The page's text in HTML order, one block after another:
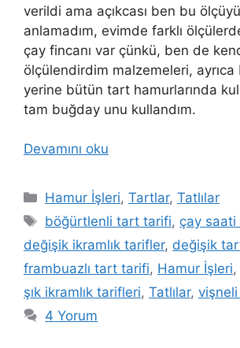
verildi ama açıkcası ben bu
anlamadım, evimde farklı
çay fincanı var çünkü, ben de
ölçülendirdim malzemeleri, ayrıca
yerine bütün tart hamurlarında
tam buğday unu kullandım.
Devamını oku
Kategoriler
Hamur İşleri,Tartlar,Tatlılar
Etiketler
böğürtlenli tart tarifi, çay
değişik ikramlık tarifler, değişik
frambuazlı tart tarifi, Hamur İşleri,
şık ikramlık tarifleri, Tatlılar,
4 Yorum